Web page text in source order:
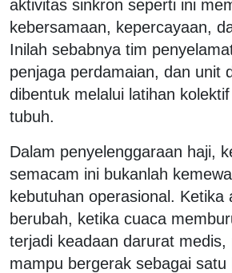
aktivitas sinkron seperti ini
kebersamaan, kepercayaan,
Inilah sebabnya tim
penjaga perdamaian, dan unit
dibentuk melalui latihan
tubuh.
Dalam penyelenggaraan haji,
semacam ini bukanlah
kebutuhan operasional. Ketika
berubah, ketika cuaca
terjadi keadaan darurat medis,
mampu bergerak sebagai satu